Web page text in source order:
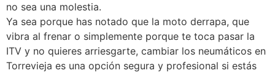
no sea una molestia.
Ya sea porque has notado que la moto derrapa, que
vibra al frenar o simplemente porque te toca pasar la
ITV y no quieres arriesgarte, cambiar los neumáticos en
Torrevieja es una opción segura y profesional si estás